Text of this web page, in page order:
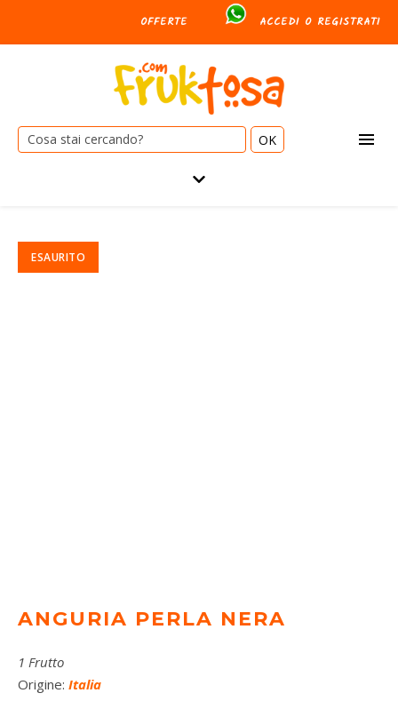
OFFERTE ACCEDI O REGISTRATI
Cerca:
ANGURIA PERLA NERA
1 Frutto
Origine: Italia